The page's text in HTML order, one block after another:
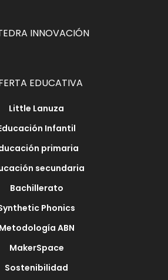
INNOVACIÓN
EDUCATIVA
Little Lanuza
Infantil
primaria
secundaria
Bachillerato
Phonics
Metodología ABN
MakerSpace
Sostenibilidad